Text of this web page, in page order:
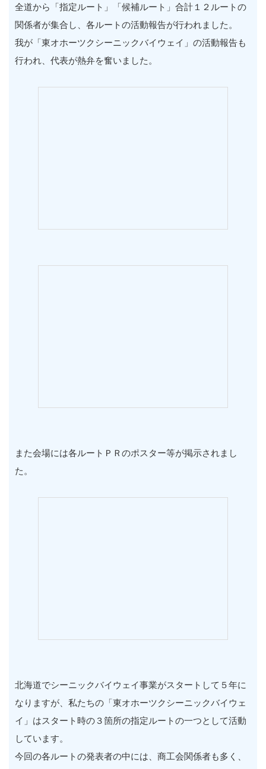
全道から「指定ルート」「候補ルート」合計１２ルートの
関係者が集合し、各ルートの活動報告が行われました。
我が「東オホーツクシーニックバイウェイ」の活動報告も
行われ、代表が熱弁を奮いました。
また会場には各ルートＰＲのポスター等が掲示されまし
た。
北海道でシーニックバイウェイ事業がスタートして５年に
なりますが、私たちの「東オホーツクシーニックバイウェ
イ」はスタート時の３箇所の指定ルートの一つとして活動
しています。
今回の各ルートの発表者の中には、商工会関係者も多く、